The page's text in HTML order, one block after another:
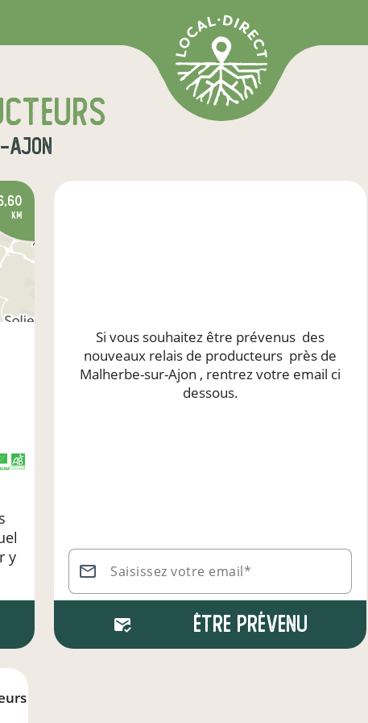
Ajon
km
FR-BIO-09
FRANCE
y
Si vous souhaitez être prévenus des
nouveaux relais de producteurs près de
Malherbe-sur-Ajon , rentrez votre email ci
dessous.
Saisissez votre email*
Être prévenu